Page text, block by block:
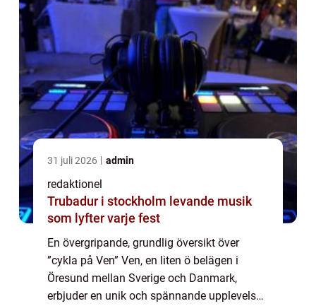
31 juli 2026 admin
redaktionel
Trubadur i stockholm levande musik
som lyfter varje fest
En övergripande, grundlig översikt över
”cykla på Ven” Ven, en liten ö belägen i
Öresund mellan Sverige och Danmark,
erbjuder en unik och spännande upplevelse